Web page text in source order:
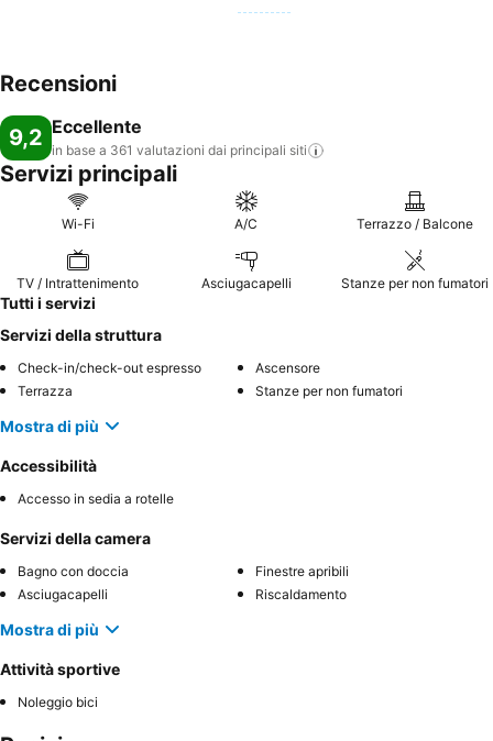
Recensioni
9,2 Eccellente
in base a 361 valutazioni dai principali siti
Servizi principali
Wi-Fi A/C Terrazzo / Balcone
TV / Intrattenimento Asciugacapelli Stanze per non fumatori
Tutti i servizi
Servizi della struttura
Check-in/check-out espresso
Ascensore
Terrazza
Stanze per non fumatori
Mostra di più
Accessibilità
Accesso in sedia a rotelle
Servizi della camera
Bagno con doccia
Finestre apribili
Asciugacapelli
Riscaldamento
Mostra di più
Attività sportive
Noleggio bici